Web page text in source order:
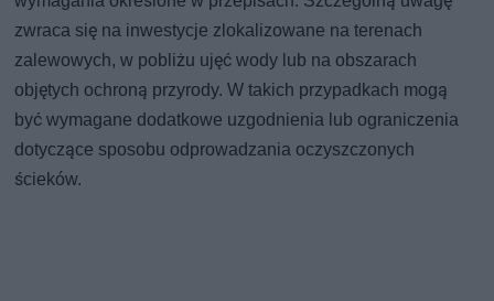
zwraca się na inwestycje zlokalizowane na terenach
zalewowych, w pobliżu ujęć wody lub na obszarach
objętych ochroną przyrody. W takich przypadkach mogą
być wymagane dodatkowe uzgodnienia lub ograniczenia
dotyczące sposobu odprowadzania oczyszczonych
ścieków.